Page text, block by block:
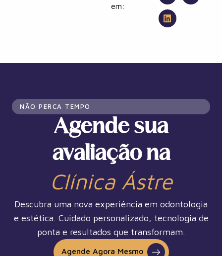
em:
NÃO PERCA TEMPO
Agende sua
avaliação na
Clínica Ástre
Descubra uma nova experiência em odontologia
e estética. Cuidado personalizado, tecnologia de
ponta e resultados que transformam.
Agende Agora Mesmo